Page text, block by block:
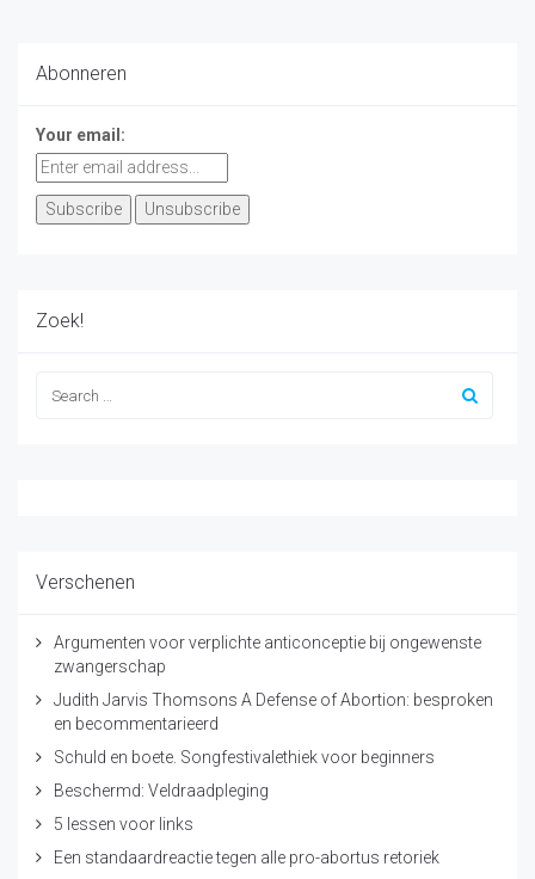
Abonneren
Your email:
Zoek!
Verschenen
Argumenten voor verplichte anticonceptie bij ongewenste
zwangerschap
Judith Jarvis Thomsons A Defense of Abortion: besproken
en becommentarieerd
Schuld en boete. Songfestivalethiek voor beginners
Beschermd: Veldraadpleging
5 lessen voor links
Een standaardreactie tegen alle pro-abortus retoriek